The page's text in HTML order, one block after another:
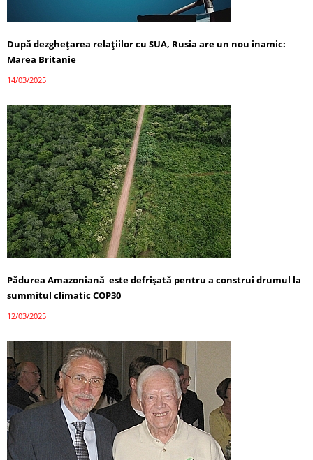
După dezghețarea relațiilor cu SUA, Rusia are un nou inamic:
Marea Britanie
14/03/2025
Pădurea Amazoniană este defrișată pentru a construi drumul la
summitul climatic COP30
12/03/2025